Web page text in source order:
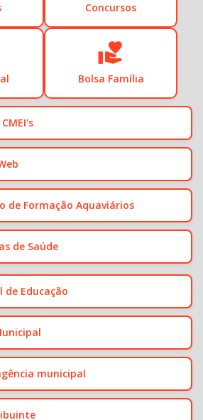
Concursos
volunteer_activism
Bolsa Família
de Formação Aquaviários
de Saúde
de Educação
municipal